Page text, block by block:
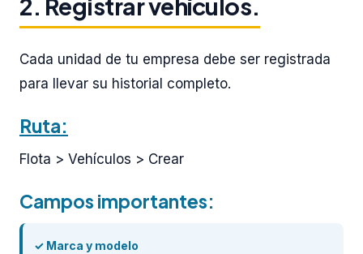
Cada unidad de tu empresa debe ser registrada
para llevar su historial completo.
Ruta:
Flota > Vehículos > Crear
Campos importantes:
✓ Marca y modelo